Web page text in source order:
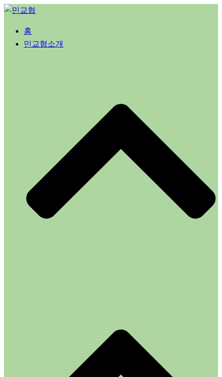
Skip
content
홈
민교협소개